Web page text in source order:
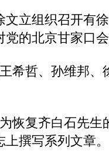
文立组织召开有
党的北京甘家口
希哲、孙维邦
恢复齐白石先
撰写系列文章。